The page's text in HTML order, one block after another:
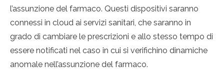
l’assunzione del farmaco. Questi dispositivi saranno
connessi in cloud ai servizi sanitari, che saranno in
grado di cambiare le prescrizioni e allo stesso tempo di
essere notificati nel caso in cui si verifichino dinamiche
anomale nell’assunzione del farmaco.